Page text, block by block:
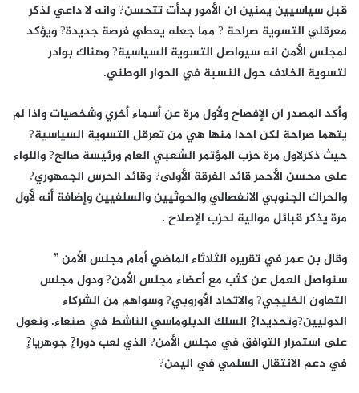
قبل سياسيين يمنين ان الأمور بدأت تتحسن? وانه لا داعي لذكر
معرقلي التسوية صراحة ? مما جعله يعطي فرصة جديدة? ويؤكد
لمجلس الأمن انه سيواصل التسوية السياسية? وهناك بوادر
لتسوية الخلاف حول النسبة في الحوار الوطني.
وأكد المصدر ان الإفصاح ولأول مرة عن أسماء أخري وشخصيات واذا لم
يتهما صراحة لكن احدا منها هي من تعرقل التسوية السياسية?
حيث ذكرلاول مرة حزب المؤتمر الشعبي العام ورئيسة صالح? واللواء
على محسن الأحمر قائد الفرقة الأولى? وقائد الحرس الجمهوري?
والحراك الجنوبي الانفصالي والحوثيين والسلفيين وإضافة أنه لأول
مرة يذكر قبائل موالية لحزب الإصلاح .
وقال بن عمر في تقريره الثلاثاء الماضي أمام مجلس الأمن ”
سنواصل العمل عن كثب مع أعضاء مجلس الأمن? ودول مجلس
التعاون الخليجي? والاتحاد الأوروبي? وسواهم من الشركاء
الدوليين?وتحديدا?ٍ السلك الدبلوماسي الناشط في صنعاء. ونعول
على استمرار التوافق في مجلس الأمن? الذي لعب دورا?ٍ جوهريا?ٍ
في دعم الانتقال السلمي في اليمن?